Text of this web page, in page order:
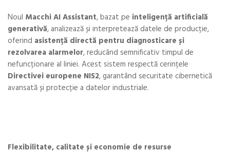
Noul Macchi AI Assistant, bazat pe inteligență artificială
generativă, analizează și interpretează datele de producție,
oferind asistență directă pentru diagnosticare și
rezolvarea alarmelor, reducând semnificativ timpul de
nefuncționare al liniei. Acest sistem respectă cerințele
Directivei europene NIS2, garantând securitate cibernetică
avansată și protecție a datelor industriale.
Flexibilitate, calitate și economie de resurse